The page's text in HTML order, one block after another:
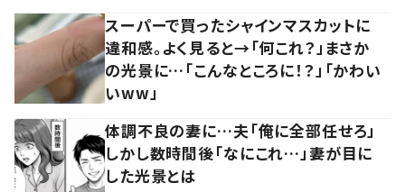
スーパーで買ったシャインマスカットに
違和感。よく見ると→「何これ？」まさか
の光景に…「こんなところに！？」「かわい
いww」
体調不良の妻に…夫「俺に全部任せろ」
しかし数時間後「なにこれ…」妻が目に
した光景とは